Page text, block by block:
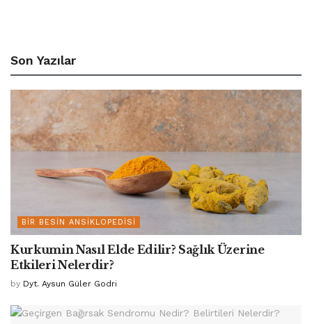
Son Yazılar
BIR BESIN ANSIKLOPEDISI
Kurkumin Nasıl Elde Edilir? Sağlık Üzerine
Etkileri Nelerdir?
by Dyt. Aysun Güler Godri